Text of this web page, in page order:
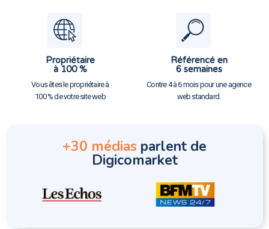
Propriétaire
à 100 %
Vous êtes le propriétaire à
100 % de votre site web
Référencé en
6 semaines
Contre 4 à 6 mois pour une agence
web standard.
+30 médias parlent de
Digicomarket